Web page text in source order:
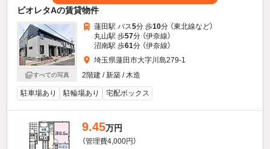
ビオレタAの賃貸物件
すべての写真
蓮田駅 バス5分 歩10分 （東北線など）
丸山駅 歩57分 （伊奈線）
沼南駅 歩61分 （伊奈線）
埼玉県蓮田市大字川島279-1
2階建 / 新築 / 木造
駐車場あり 駐輪場あり 宅配ボックス
9.45万円
（管理費4,000円）